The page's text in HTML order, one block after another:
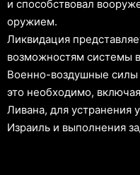
и способствовал
оружием.
Ликвидация
возможностям системы
Военно-воздушные силы
это необходимо,
Ливана, для устранения
Израиль и выполнения